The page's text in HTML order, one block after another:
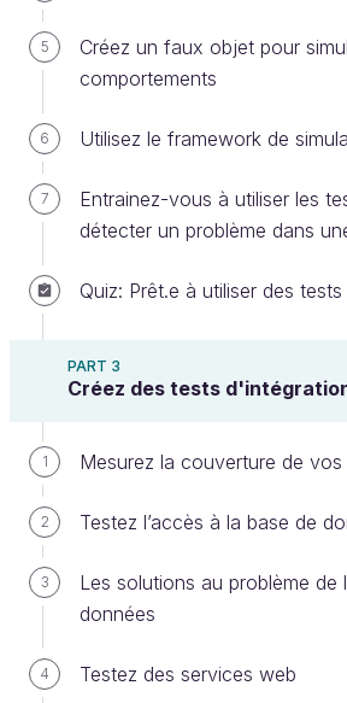
5
Créez un faux objet pour
comportements
6 Utilisez le framework de
7
Entrainez-vous à utiliser les
détecter un problème dans
Quiz: Prêt.e à utiliser des
PART 3
Créez des tests
1 Mesurez la couverture de vos
2 Testez l’accès à la base de
3
Les solutions au problème de
données
4 Testez des services web